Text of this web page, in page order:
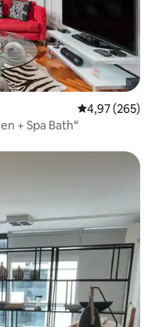
Keskmine
4,97 (265)
+ Spa Bath“